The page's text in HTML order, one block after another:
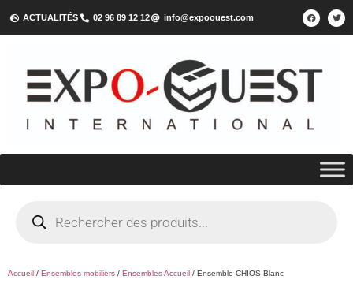
ACTUALITÉS 02 96 89 12 12 info@expoouest.com
Accueil / Ensembles mobiliers / Ensembles Accueil / Ensemble CHIOS Blanc